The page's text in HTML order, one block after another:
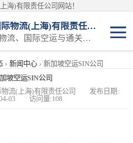
海)有限责任公司网站！
康捷远桥国际物流(上海)有限责任公司
专注于国际物流、国际空运与通关一体化一站式物流服务商
› 新闻中心 › 新加坡空运SIN公司
坡空运SIN公司
物流(上海)有限责任公司 发布日期:
04-03 访问量:108